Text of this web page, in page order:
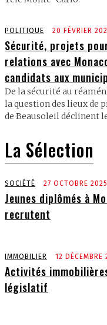
POLITIQUE 20 FÉVRIER
Sécurité, projets
relations avec
candidats aux
De la sécurité au
la question des lieux de
de Beausoleil déclinent
La Sélection
SOCIÉTÉ 27 OCTOBRE
Jeunes diplômés à
recrutent
IMMOBILIER 12 DÉCEMBRE
Activités
législatif